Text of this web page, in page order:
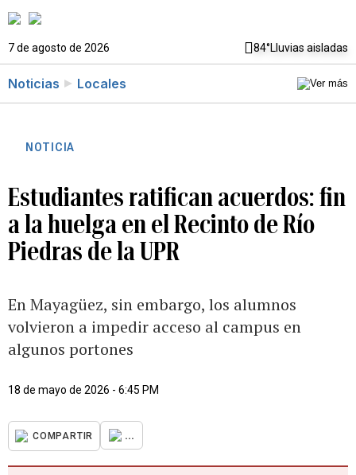
7 de agosto de 2026 84°Lluvias aisladas
Noticias Locales
NOTICIA
Estudiantes ratifican acuerdos: fin
a la huelga en el Recinto de Río
Piedras de la UPR
En Mayagüez, sin embargo, los alumnos
volvieron a impedir acceso al campus en
algunos portones
18 de mayo de 2026 - 6:45 PM
COMPARTIR ...